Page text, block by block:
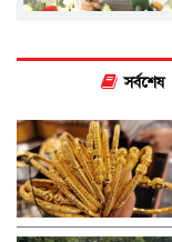
সর্বশেষ